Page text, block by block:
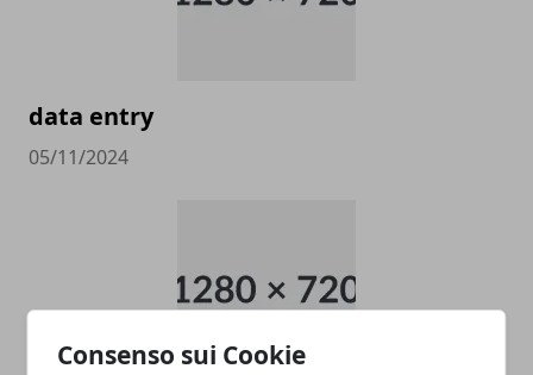
Consenso sui Cookie
data entry
05/11/2024